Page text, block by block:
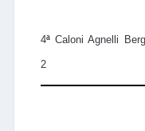
4ªCaloni Agnelli
2